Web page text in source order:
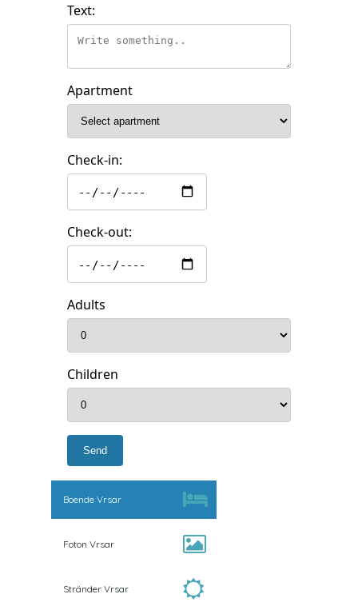
Text:
Apartment
Check-in:
Check-out:
Adults
Children
Boende Vrsar
Foton Vrsar
Stränder Vrsar